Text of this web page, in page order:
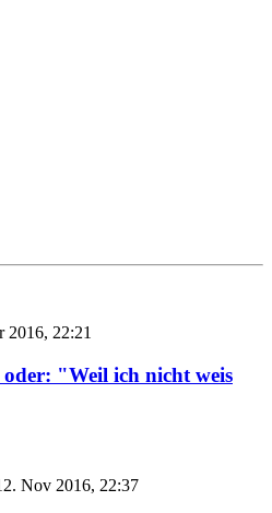
2016, 22:21
"Weil ich nicht weis
Nov 2016, 22:37